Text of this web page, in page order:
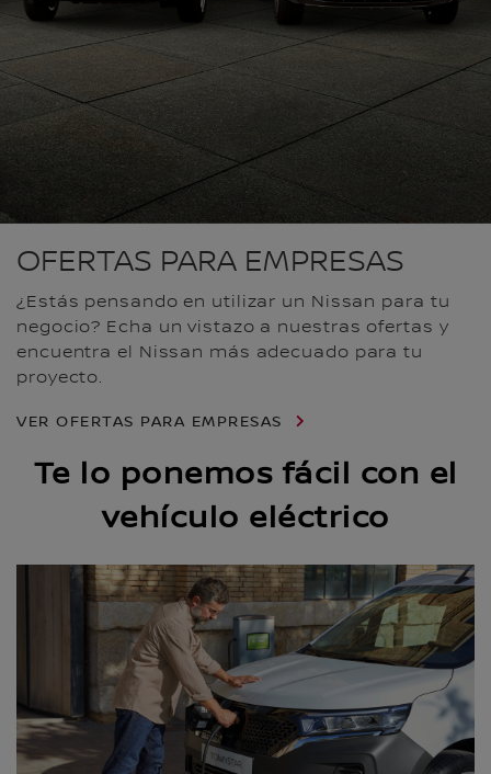
OFERTAS PARA EMPRESAS
¿Estás pensando en utilizar un Nissan para tu
negocio? Echa un vistazo a nuestras ofertas y
encuentra el Nissan más adecuado para tu
proyecto.
VER OFERTAS PARA EMPRESAS
Te lo ponemos fácil con el
vehículo eléctrico